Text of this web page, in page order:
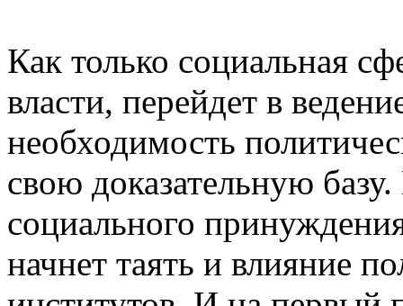
Как только социальная
власти, перейдет в
необходимость
свою доказательную
социального
начнет таять и влияние